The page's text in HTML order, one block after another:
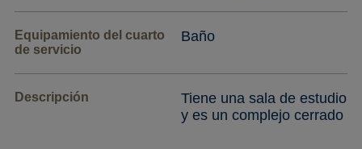
Equipamiento del cuarto
de servicio
Baño
Descripción
Tiene una sala de estudio
y es un complejo cerrado